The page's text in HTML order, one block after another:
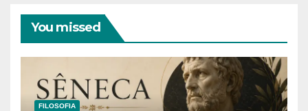
You missed
FILOSOFIA